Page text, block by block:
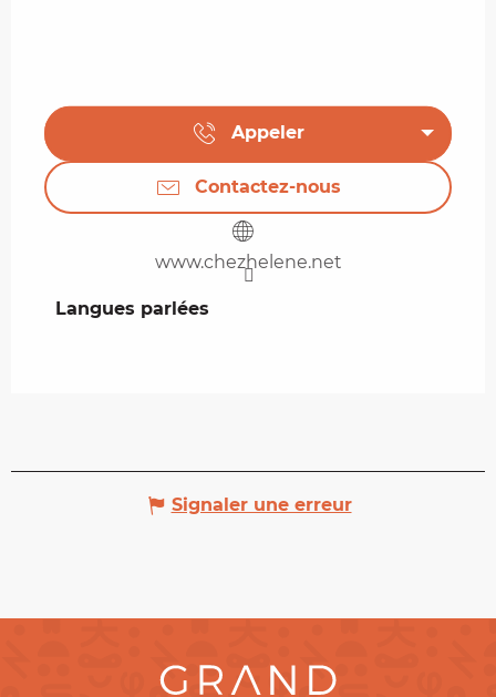
Appeler
Contactez-nous
www.chezhelene.net
Langues parlées
Langues parlées
Signaler une erreur